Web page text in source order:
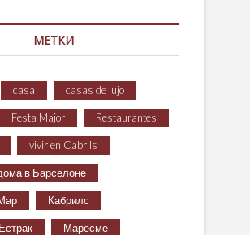
МЕТКИ
casa casas de lujo
Festa Major Restaurantes
vivir en Cabrils
в Барселоне
Кабрилс
Маресме